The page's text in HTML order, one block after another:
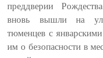
преддверии
вновь вышли на
тюменцев с
им о безопасности в